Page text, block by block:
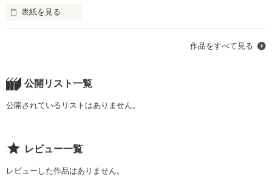
表紙を見る
彼はどんな人より自由で綺麗でまっすぐです。
作品をすべて見る
公開リスト一覧
公開されているリストはありません。
レビュー一覧
レビューした作品はありません。